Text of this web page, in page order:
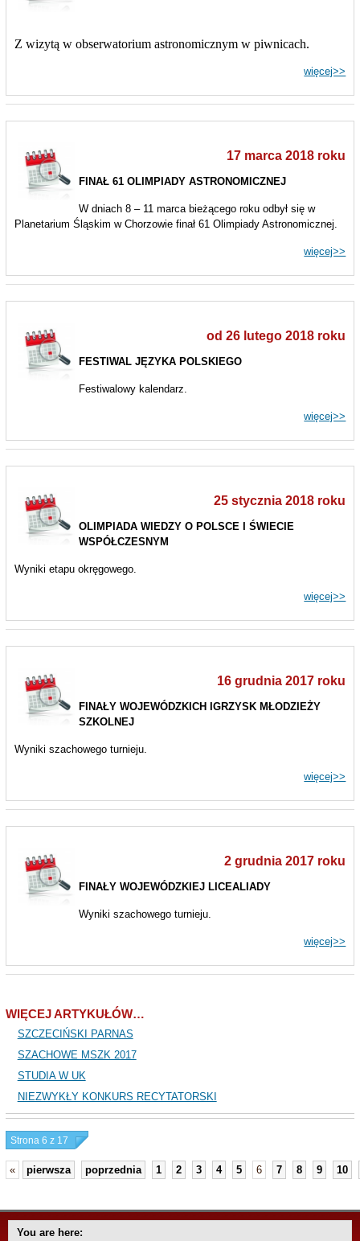
Z wizytą w obserwatorium astronomicznym w piwnicach.
więcej>>
17 marca 2018 roku
FINAŁ 61 OLIMPIADY ASTRONOMICZNEJ
W dniach 8 – 11 marca bieżącego roku odbył się w
Planetarium Śląskim w Chorzowie finał 61 Olimpiady Astronomicznej.
więcej>>
od 26 lutego 2018 roku
FESTIWAL JĘZYKA POLSKIEGO
Festiwalowy kalendarz.
więcej>>
25 stycznia 2018 roku
OLIMPIADA WIEDZY O POLSCE I ŚWIECIE
WSPÓŁCZESNYM
Wyniki etapu okręgowego.
więcej>>
16 grudnia 2017 roku
FINAŁY WOJEWÓDZKICH IGRZYSK MŁODZIEŻY
SZKOLNEJ
Wyniki szachowego turnieju.
więcej>>
2 grudnia 2017 roku
FINAŁY WOJEWÓDZKIEJ LICEALIADY
Wyniki szachowego turnieju.
więcej>>
WIĘCEJ ARTYKUŁÓW…
SZCZECIŃSKI PARNAS
SZACHOWE MSZK 2017
STUDIA W UK
NIEZWYKŁY KONKURS RECYTATORSKI
Strona 6 z 17
« pierwsza poprzednia 1 2 3 4 5 6 7 8 9 10
You are here: